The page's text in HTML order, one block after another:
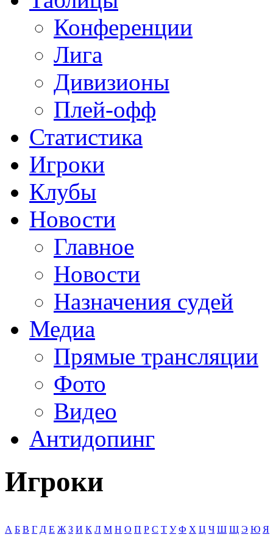
Конференции
Лига
Дивизионы
Плей-офф
Статистика
Игроки
Клубы
Новости
Главное
Новости
Назначения судей
Медиа
Прямые трансляции
Фото
Видео
Антидопинг
Игроки
А Б В Г Д Е Ж З И К Л М Н О П Р С Т У Ф Х Ц Ч Ш Щ Э Ю Я